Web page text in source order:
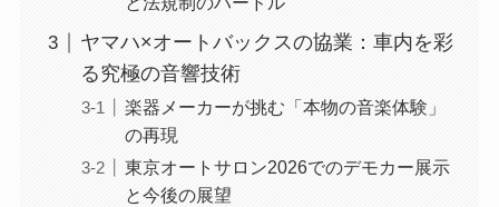
ヤマハ×オートバックスの協業：車内を彩
る究極の音響技術
楽器メーカーが挑む「本物の音楽体験」
の再現
東京オートサロン2026でのデモカー展示
と今後の展望